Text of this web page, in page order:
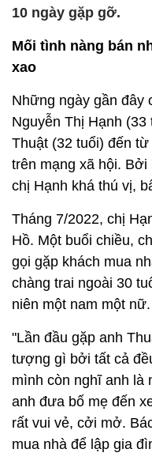
10 ngày gặp gỡ.
Mối tình nàng bán
xao
Những ngày gần đây
Nguyễn Thị Hạnh
Thuật (32 tuổi) đến
trên mạng xã hội.
chị Hạnh khá thú vị,
Tháng 7/2022, chị
Hồ. Một buổi chiều,
gọi gặp khách mua
chàng trai ngoài 30
niên một nam một nữ.
"Lần đầu gặp anh
tượng gì bởi tất cả
mình còn nghĩ anh
anh đưa bố mẹ đến
rất vui vẻ, cởi mở.
mua nhà để lập gia